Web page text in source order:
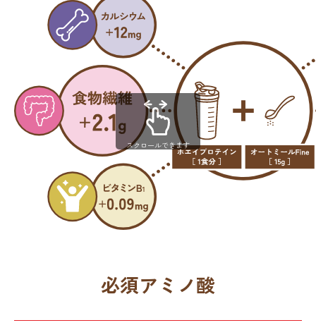
スクロールできます
必須アミノ酸